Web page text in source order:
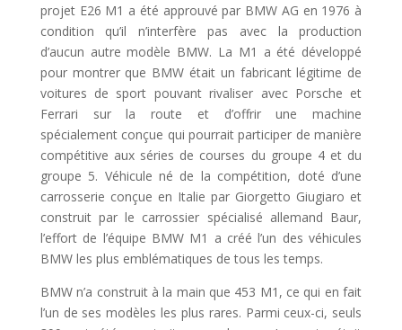
projet E26 M1 a été approuvé par BMW AG en 1976 à
condition qu’il n’interfère pas avec la production
d’aucun autre modèle BMW. La M1 a été développé
pour montrer que BMW était un fabricant légitime de
voitures de sport pouvant rivaliser avec Porsche et
Ferrari sur la route et d’offrir une machine
spécialement conçue qui pourrait participer de manière
compétitive aux séries de courses du groupe 4 et du
groupe 5. Véhicule né de la compétition, doté d’une
carrosserie conçue en Italie par Giorgetto Giugiaro et
construit par le carrossier spécialisé allemand Baur,
l’effort de l’équipe BMW M1 a créé l’un des véhicules
BMW les plus emblématiques de tous les temps.
BMW n’a construit à la main que 453 M1, ce qui en fait
l’un de ses modèles les plus rares. Parmi ceux-ci, seuls